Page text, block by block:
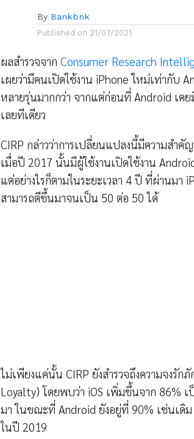
By Bankbnk
Published on 21/07/2021
ผลสำรวจจากConsumer Research
เผยว่ามีคนเปิดใช้งาน iPhone ใหม่เท่ากับ
หลายรุ่นมากกว่า จากแต่ก่อนที่ Android เคย
เลยทีเดียว
CIRP กล่าวว่าการเปลี่ยนแปลงนี้มีความสำ
เมื่อปี 2017 นั้นมีผู้ใช้งานเปิดใช้งาน
แต่อย่างไรก็ตามในระยะเวลา 4 ปี ที่ผ่านมา
สามารถตีขึ้นมาจนเป็น 50 ต่อ 50 ได้
ไม่เพียงแค่นั้น CIRP ยังสำรวจถึงความจงรั
Loyalty) โดยพบว่า iOS เพิ่มขึ้นจาก 86%
มา ในขณะที่ Android ยังอยู่ที่ 90% เช่นเดิ
ในปี 2019